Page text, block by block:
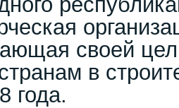
своей
в
года.